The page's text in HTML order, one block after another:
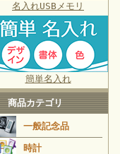
名入れUSBメモリ
簡単名入れ
商品カテゴリ
一般記念品
時計